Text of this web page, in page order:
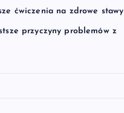
ćwiczenia na zdrowe stawy
przyczyny problemów z